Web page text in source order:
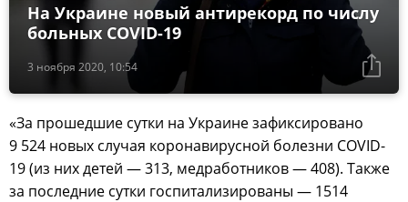
3 ноября 2020, 10:54
На Украине новый антирекорд по числу
больных COVID-19
«За прошедшие сутки на Украине зафиксировано
9 524 новых случая коронавирусной болезни COVID-
19 (из них детей — 313, медработников — 408). Также
за последние сутки госпитализированы — 1514